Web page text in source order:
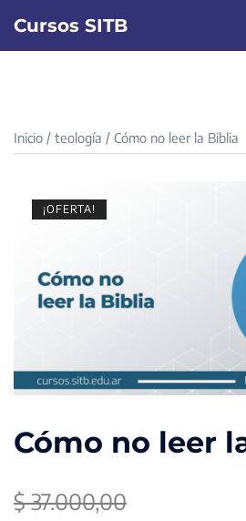
Cursos SITB
Inicio / teología / Cómo no leer la Biblia
¡OFERTA!
Cómo no leer
$37.000,00